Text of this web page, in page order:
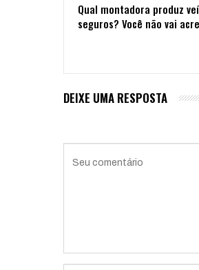
Qual montadora produz
seguros? Você não vai
DEIXE UMA RESPOSTA